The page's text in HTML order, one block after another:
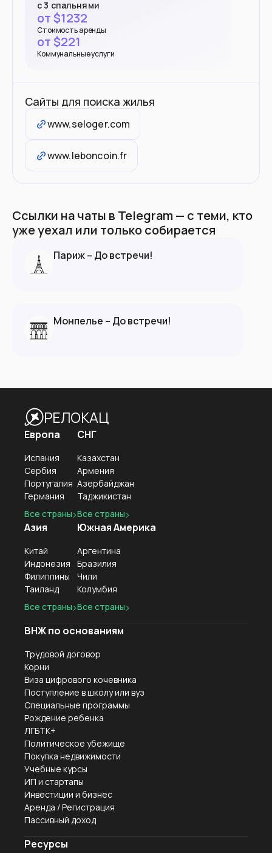
с 3 спальнями
от $1232
Стоимость аренды
от $221
Коммунальные услуги
Сайты для поиска жилья
www.seloger.com
www.leboncoin.fr
Ссылки на чаты в Telegram — с теми, кто
уже уехал или только собирается
Париж – До встречи!
Монпелье – До встречи!
РЕЛОКАЦ
Европа
Испания
Сербия
Португалия
Германия
Все страны
Азия
Китай
Индонезия
Филиппины
Таиланд
Все страны
СНГ
Казахстан
Армения
Азербайджан
Таджикистан
Все страны
Южная Америка
Аргентина
Бразилия
Чили
Колумбия
Все страны
ВНЖ по основаниям
Трудовой договор
Корни
Виза цифрового кочевника
Поступление в школу или вуз
Специальные программы
Рождение ребенка
ЛГБТК+
Политическое убежище
Покупка недвижимости
Учебные курсы
ИП и стартапы
Инвестиции и бизнес
Аренда / Регистрация
Пассивный доход
Ресурсы